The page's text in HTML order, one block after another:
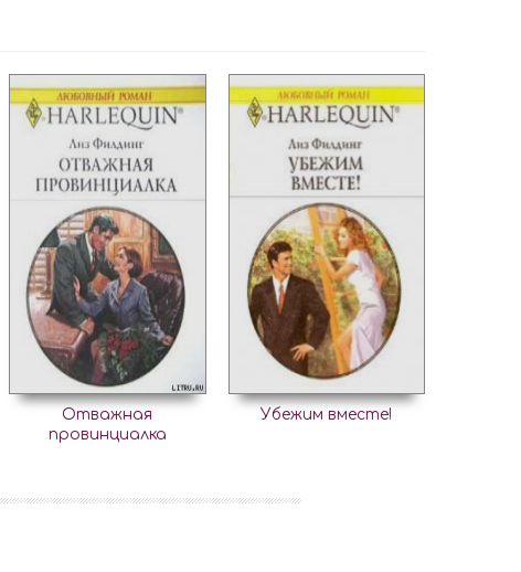
Отважная
провинциалка
Убежим вместе!